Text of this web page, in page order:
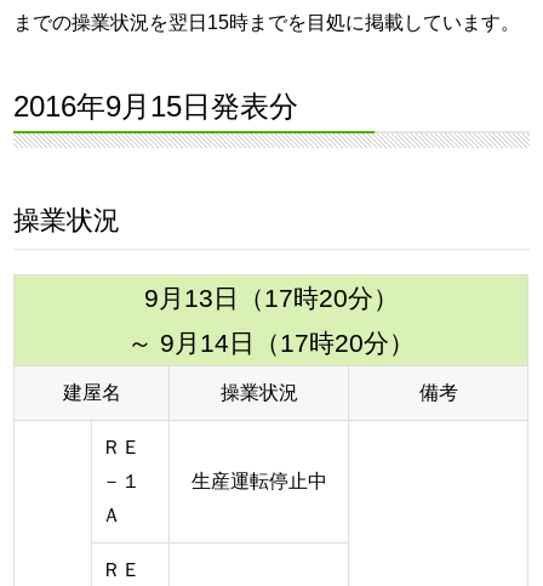
までの操業状況を翌日15時までを目処に掲載しています。
2016年9月15日発表分
操業状況
9月13日（17時20分）
～ 9月14日（17時20分）
建屋名 操業状況 備考
ＲＥ
－１
Ａ
生産運転停止中
ＲＥ